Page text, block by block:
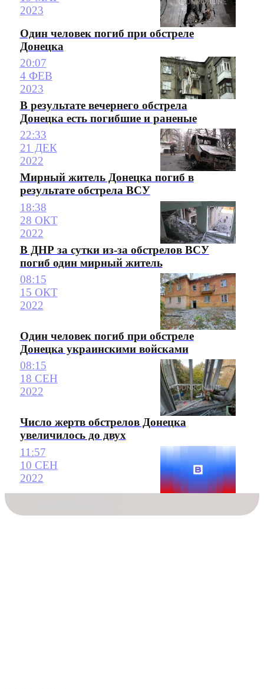
2023
Один человек погиб при обстреле
Донецка
20:07
4 ФЕВ
2023
В результате вечернего обстрела
Донецка есть погибшие и раненые
22:33
21 ДЕК
2022
Мирный житель Донецка погиб в
результате обстрела ВСУ
18:38
28 ОКТ
2022
В ДНР за сутки из-за обстрелов ВСУ
погиб один мирный житель
08:15
15 ОКТ
2022
Один человек погиб при обстреле
Донецка украинскими войсками
08:15
18 СЕН
2022
Число жертв обстрелов Донецка
увеличилось до двух
11:57
10 СЕН
2022